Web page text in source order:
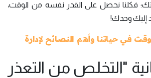
فكلنا نحصل على القدر نفسه من الوقت،
إليك وحدك!
في حياتنا وأهم النصائح لإدارة
"التخلص من التعذر